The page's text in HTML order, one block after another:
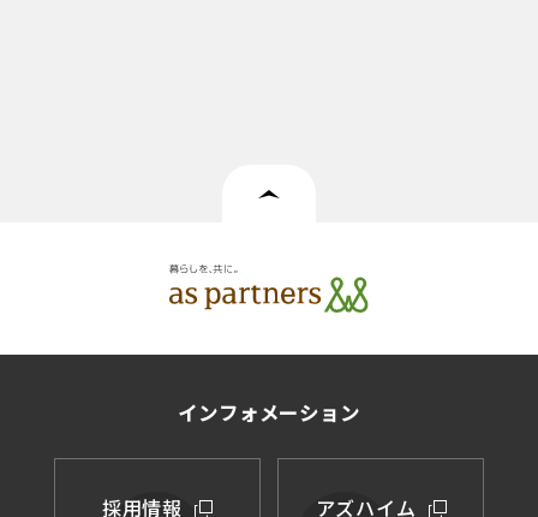
インフォメーション
採用情報 アズハイム